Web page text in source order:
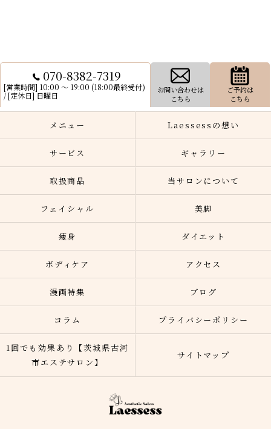
070-8382-7319
[営業時間] 10:00 〜 19:00 (18:00最終受付)
/ [定休日] 日曜日
お問い合わせは
こちら
ご予約は
こちら
メニュー Laessessの想い
サービス ギャラリー
取扱商品 当サロンについて
フェイシャル 美脚
痩身 ダイエット
ボディケア アクセス
漫画特集 ブログ
コラム プライバシーポリシー
1回でも効果あり【茨城県古河
市エステサロン】
サイトマップ